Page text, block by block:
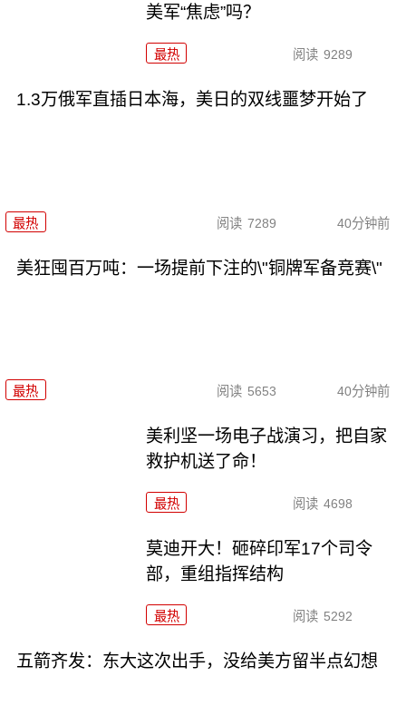
美军“焦虑”吗？
最热 阅读 9289
1.3万俄军直插日本海，美日的双线噩梦开始了
最热 阅读 7289 40分钟前
美狂囤百万吨：一场提前下注的\"铜牌军备竞赛\"
最热 阅读 5653 40分钟前
美利坚一场电子战演习，把自家
救护机送了命！
最热 阅读 4698
莫迪开大！砸碎印军17个司令
部，重组指挥结构
最热 阅读 5292
五箭齐发：东大这次出手，没给美方留半点幻想